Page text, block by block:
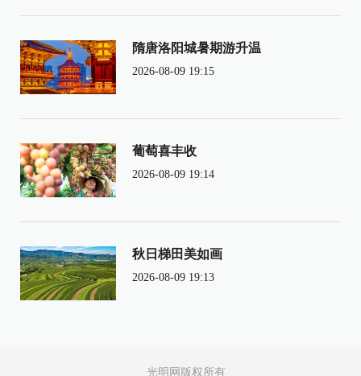
隋唐洛阳城暑期游升温
2026-08-09 19:15
葡萄喜丰收
2026-08-09 19:14
秋日梯田美如画
2026-08-09 19:13
光明网版权所有